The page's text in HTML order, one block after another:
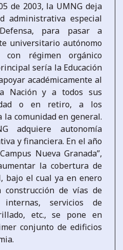
de 2003, la UMNG deja
administrativa especial
para pasar a
universitario autónomo
régimen orgánico
sería la Educación
académicamente al
Nación y a todos sus
o en retiro, a los
comunidad en general.
adquiere autonomía
y financiera. En el año
Nueva Granada”,
la cobertura de
bajo el cual ya en enero
de vías de
servicios de
etc., se pone en
conjunto de edificios